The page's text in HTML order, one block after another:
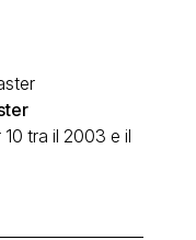
tra il 2003 e il